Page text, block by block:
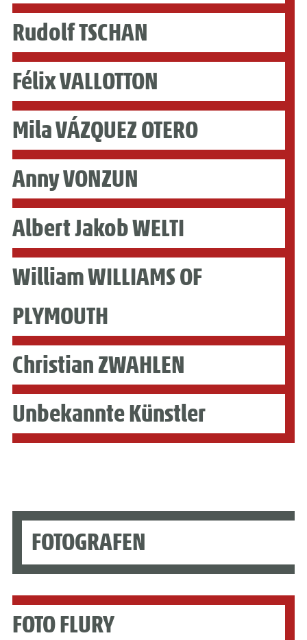
Rudolf TSCHAN
Félix VALLOTTON
Mila VÁZQUEZ OTERO
Anny VONZUN
Albert Jakob WELTI
William WILLIAMS OF
PLYMOUTH
Christian ZWAHLEN
Unbekannte Künstler
FOTOGRAFEN
FOTO FLURY